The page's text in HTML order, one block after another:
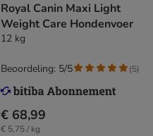
Royal Canin Maxi Light
Weight Care Hondenvoer
12 kg
€ 68,99
€ 5,75 / kg
Beoordeling: 5/5 (5)